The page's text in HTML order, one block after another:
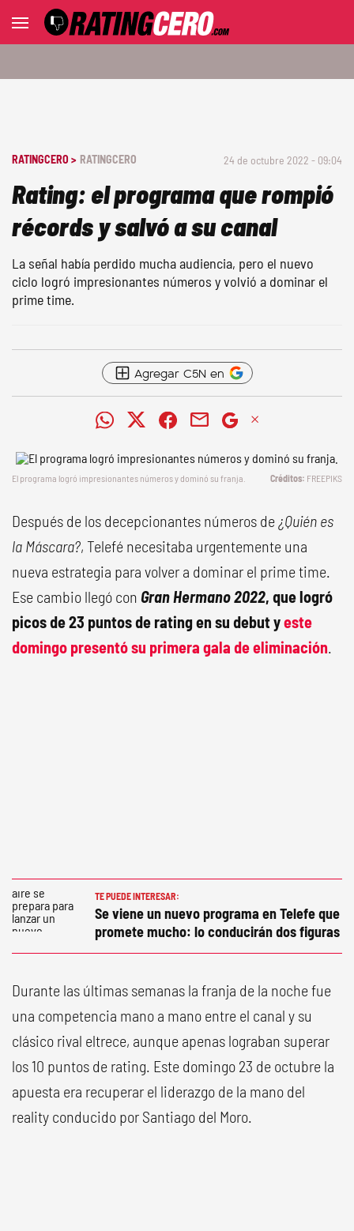
RATINGCERO > RATINGCERO 24 de octubre 2022 - 09:04
Rating: el programa que rompió
récords y salvó a su canal
La señal había perdido mucha audiencia, pero el nuevo
ciclo logró impresionantes números y volvió a dominar el
prime time.
Agregar C5N en
El programa logró impresionantes números y dominó su franja. FREEPIKS
Después de los decepcionantes números de ¿Quién es
la Máscara?, Telefé necesitaba urgentemente una
nueva estrategia para volver a dominar el prime time.
Ese cambio llegó con Gran Hermano 2022, que logró
picos de 23 puntos de rating en su debut yeste
domingo presentó su primera gala de eliminación.
TE PUEDE INTERESAR:
Se viene un nuevo programa en Telefe que
promete mucho: lo conducirán dos figuras
Durante las últimas semanas la franja de la noche fue
una competencia mano a mano entre el canal y su
clásico rival eltrece, aunque apenas lograban superar
los 10 puntos de rating. Este domingo 23 de octubre la
apuesta era recuperar el liderazgo de la mano del
reality conducido por Santiago del Moro.